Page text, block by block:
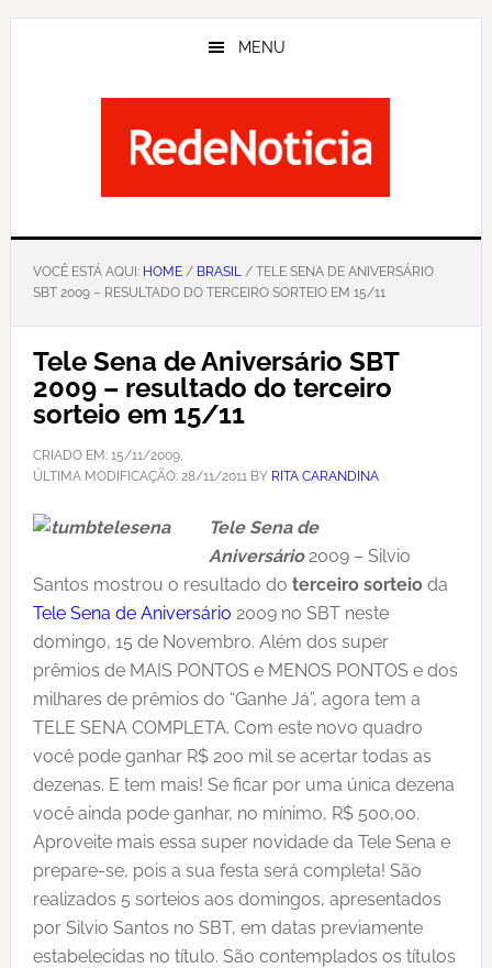
Skip
MENU
VOCÊ ESTÁ AQUI: HOME/ BRASIL/ TELE SENA DE ANIVERSÁRIO
SBT 2009 – RESULTADO DO TERCEIRO SORTEIO EM 15/11
Tele Sena de Aniversário SBT
2009 – resultado do terceiro
sorteio em 15/11
CRIADO EM: 15/11/2009,
ÚLTIMA MODIFICAÇÃO: 28/11/2011BY RITA CARANDINA
Tele Sena de
Aniversário2009 – Silvio
Santos mostrou o resultado do terceiro sorteioda
Tele Sena de Aniversário 2009 no SBT neste
domingo, 15 de Novembro. Além dos super
prêmios de MAIS PONTOS e MENOS PONTOS e dos
milhares de prêmios do “Ganhe Já”, agora tem a
TELE SENA COMPLETA. Com este novo quadro
você pode ganhar R$ 200 mil se acertar todas as
dezenas. E tem mais! Se ficar por uma única dezena
você ainda pode ganhar, no mínimo, R$ 500,00.
Aproveite mais essa super novidade da Tele Sena e
prepare-se, pois a sua festa será completa! São
realizados 5 sorteios aos domingos, apresentados
por Silvio Santos no SBT, em datas previamente
estabelecidas no título. São contemplados os títulos